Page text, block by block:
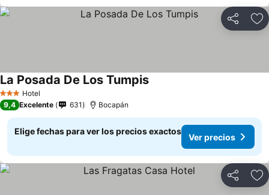
Compartir
3 Estrellas
Hotel
La Posada De Los Tumpis
9,4 Excelente 631 Bocapán
Elige fechas para ver los precios exactos
Ver precios
Compartir